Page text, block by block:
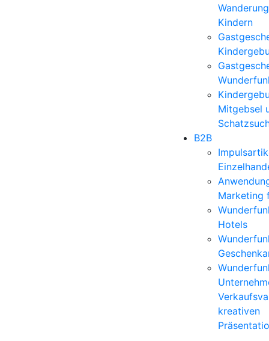
Kindern
Mitgebsel
B2B
Marketing
Hotels
kreativen